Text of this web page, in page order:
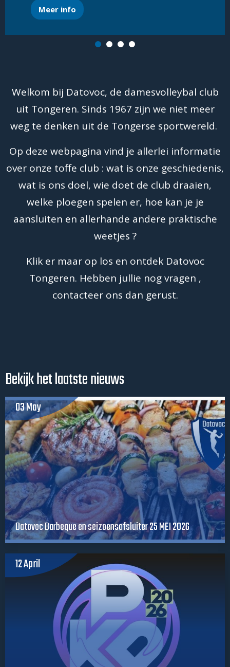
Meer info
volleybalschool - tot binnenkort
Klik dan op onderstaande link en selecteer jouw
ploeg ...
Klik hier
Welkom bij Datovoc, de damesvolleybal club
uit Tongeren. Sinds 1967 zijn we niet meer
weg te denken uit de Tongerse sportwereld.
Op deze webpagina vind je allerlei informatie
over onze toffe club : wat is onze geschiedenis,
wat is ons doel, wie doet de club draaien,
welke ploegen spelen er, hoe kan je je
aansluiten en allerhande andere praktische
weetjes ?
Klik er maar op los en ontdek Datovoc
Tongeren. Hebben jullie nog vragen ,
contacteer ons dan gerust.
Bekijk het laatste nieuws
03 May
Datovoc Barbeque en seizoensafsluiter 25 MEI 2026
12 April